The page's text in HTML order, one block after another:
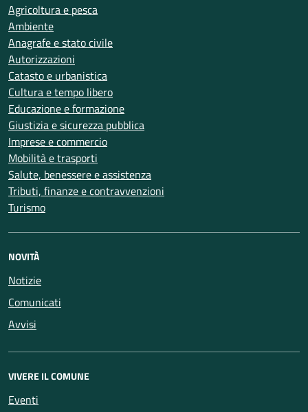
Agricoltura e pesca
Ambiente
Anagrafe e stato civile
Autorizzazioni
Catasto e urbanistica
Cultura e tempo libero
Educazione e formazione
Giustizia e sicurezza pubblica
Imprese e commercio
Mobilità e trasporti
Salute, benessere e assistenza
Tributi, finanze e contravvenzioni
Turismo
NOVITÀ
Notizie
Comunicati
Avvisi
VIVERE IL COMUNE
Eventi